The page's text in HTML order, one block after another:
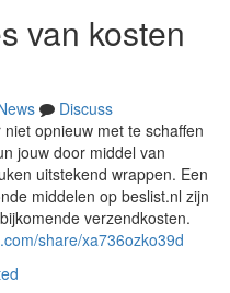
van kosten
Discuss
opnieuw met te schaffen
jouw door middel van
uitstekend wrappen. Een
middelen op beslist.nl zijn
verzendkosten.
share/xa736ozko39d